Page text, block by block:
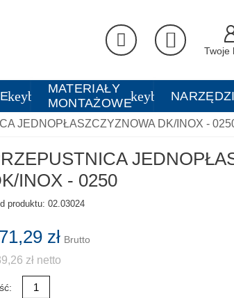
Twoje
keyboard_arrow_down
MATERIAŁY
MONTAŻOWE
JEDNOPŁASZCZYZNOWA DK/INOX -
INOX - 0250
produktu: 02.03024
zł Brutto
zł netto